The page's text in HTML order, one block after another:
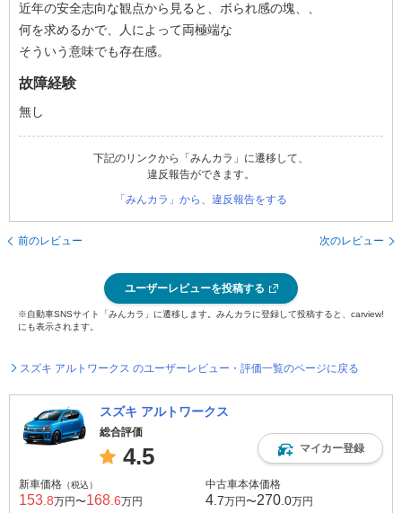
近年の安全志向な観点から見ると、ボられ感の塊、、
何を求めるかで、人によって両極端な
そういう意味でも存在感。
故障経験
無し
下記のリンクから「みんカラ」に遷移して、
違反報告ができます。
「みんカラ」から、違反報告をする
前のレビュー 次のレビュー
ユーザーレビューを投稿する
※自動車SNSサイト「みんカラ」に遷移します。みんカラに登録して投稿すると、carview!
にも表示されます。
スズキ アルトワークス のユーザーレビュー・評価一覧のページに戻る
スズキ アルトワークス
総合評価
4.5 マイカー登録
新車価格 （税込）
153 .8万円〜168 .6万円
中古車本体価格
4 .7万円〜270 .0万円